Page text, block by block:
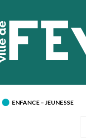
ENFANCE – JEUNESSE